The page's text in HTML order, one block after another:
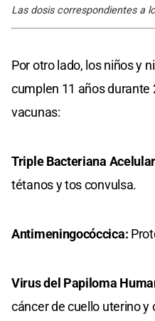
Las dosis correspondientes a
Por otro lado, los niños y
cumplen 11 años durante
vacunas:
Triple Bacteriana
tétanos y tos convulsa.
Antimeningocóccica:
Virus del Papiloma
cáncer de cuello uterino